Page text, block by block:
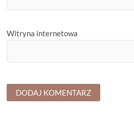
Witryna internetowa